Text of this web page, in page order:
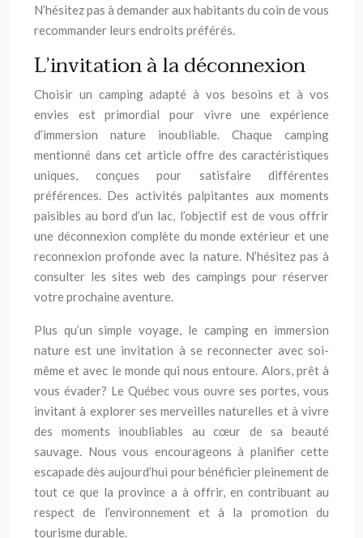
N’hésitez pas à demander aux habitants du coin de vous
recommander leurs endroits préférés.
L’invitation à la déconnexion
Choisir un camping adapté à vos besoins et à vos
envies est primordial pour vivre une expérience
d’immersion nature inoubliable. Chaque camping
mentionné dans cet article offre des caractéristiques
uniques, conçues pour satisfaire différentes
préférences. Des activités palpitantes aux moments
paisibles au bord d’un lac, l’objectif est de vous offrir
une déconnexion complète du monde extérieur et une
reconnexion profonde avec la nature. N’hésitez pas à
consulter les sites web des campings pour réserver
votre prochaine aventure.
Plus qu’un simple voyage, le camping en immersion
nature est une invitation à se reconnecter avec soi-
même et avec le monde qui nous entoure. Alors, prêt à
vous évader? Le Québec vous ouvre ses portes, vous
invitant à explorer ses merveilles naturelles et à vivre
des moments inoubliables au cœur de sa beauté
sauvage. Nous vous encourageons à planifier cette
escapade dès aujourd’hui pour bénéficier pleinement de
tout ce que la province a à offrir, en contribuant au
respect de l’environnement et à la promotion du
tourisme durable.